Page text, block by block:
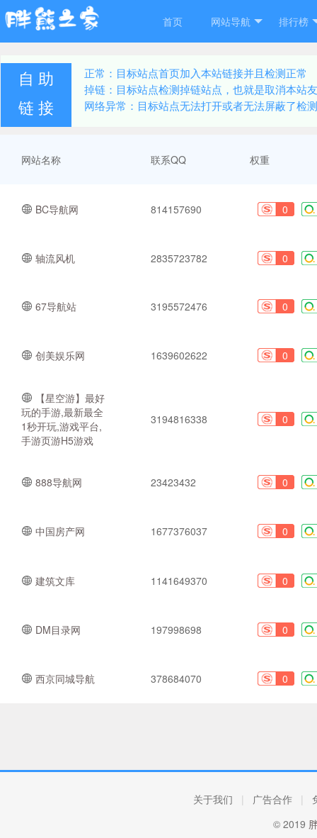
首页 网站导航 排行榜
自 助
链 接
正常：目标站点首页加入本站链接并且检测正常
掉链：目标站点检测掉链站点，也就是取消本站
网络异常：目标站点无法打开或者无法屏蔽了检
网站名称 联系QQ 权重
BC导航网 814157690 0
轴流风机 2835723782 0
67导航站 3195572476 0
创美娱乐网 1639602622 0
【星空游】最好
玩的手游,最新最全
1秒开玩,游戏平台,
手游页游H5游戏
3194816338 0
888导航网 23423432 0
中国房产网 1677376037 0
建筑文库 1141649370 0
DM目录网 197998698 0
西京同城导航 378684070 0
关于我们 | 广告合作 |
© 2019